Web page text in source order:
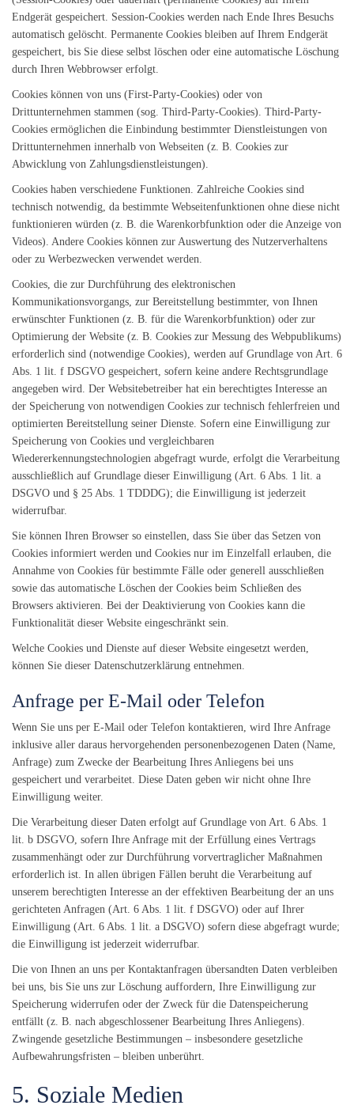
Endgerät gespeichert. Session-Cookies werden nach Ende Ihres Besuchs
automatisch gelöscht. Permanente Cookies bleiben auf Ihrem Endgerät
gespeichert, bis Sie diese selbst löschen oder eine automatische Löschung
durch Ihren Webbrowser erfolgt.
Cookies können von uns (First-Party-Cookies) oder von
Drittunternehmen stammen (sog. Third-Party-Cookies). Third-Party-
Cookies ermöglichen die Einbindung bestimmter Dienstleistungen von
Drittunternehmen innerhalb von Webseiten (z. B. Cookies zur
Abwicklung von Zahlungsdienstleistungen).
Cookies haben verschiedene Funktionen. Zahlreiche Cookies sind
technisch notwendig, da bestimmte Webseitenfunktionen ohne diese nicht
funktionieren würden (z. B. die Warenkorbfunktion oder die Anzeige von
Videos). Andere Cookies können zur Auswertung des Nutzerverhaltens
oder zu Werbezwecken verwendet werden.
Cookies, die zur Durchführung des elektronischen
Kommunikationsvorgangs, zur Bereitstellung bestimmter, von Ihnen
erwünschter Funktionen (z. B. für die Warenkorbfunktion) oder zur
Optimierung der Website (z. B. Cookies zur Messung des Webpublikums)
erforderlich sind (notwendige Cookies), werden auf Grundlage von Art. 6
Abs. 1 lit. f DSGVO gespeichert, sofern keine andere Rechtsgrundlage
angegeben wird. Der Websitebetreiber hat ein berechtigtes Interesse an
der Speicherung von notwendigen Cookies zur technisch fehlerfreien und
optimierten Bereitstellung seiner Dienste. Sofern eine Einwilligung zur
Speicherung von Cookies und vergleichbaren
Wiedererkennungstechnologien abgefragt wurde, erfolgt die Verarbeitung
ausschließlich auf Grundlage dieser Einwilligung (Art. 6 Abs. 1 lit. a
DSGVO und § 25 Abs. 1 TDDDG); die Einwilligung ist jederzeit
widerrufbar.
Sie können Ihren Browser so einstellen, dass Sie über das Setzen von
Cookies informiert werden und Cookies nur im Einzelfall erlauben, die
Annahme von Cookies für bestimmte Fälle oder generell ausschließen
sowie das automatische Löschen der Cookies beim Schließen des
Browsers aktivieren. Bei der Deaktivierung von Cookies kann die
Funktionalität dieser Website eingeschränkt sein.
Welche Cookies und Dienste auf dieser Website eingesetzt werden,
können Sie dieser Datenschutzerklärung entnehmen.
Anfrage per E-Mail oder Telefon
Wenn Sie uns per E-Mail oder Telefon kontaktieren, wird Ihre Anfrage
inklusive aller daraus hervorgehenden personenbezogenen Daten (Name,
Anfrage) zum Zwecke der Bearbeitung Ihres Anliegens bei uns
gespeichert und verarbeitet. Diese Daten geben wir nicht ohne Ihre
Einwilligung weiter.
Die Verarbeitung dieser Daten erfolgt auf Grundlage von Art. 6 Abs. 1
lit. b DSGVO, sofern Ihre Anfrage mit der Erfüllung eines Vertrags
zusammenhängt oder zur Durchführung vorvertraglicher Maßnahmen
erforderlich ist. In allen übrigen Fällen beruht die Verarbeitung auf
unserem berechtigten Interesse an der effektiven Bearbeitung der an uns
gerichteten Anfragen (Art. 6 Abs. 1 lit. f DSGVO) oder auf Ihrer
Einwilligung (Art. 6 Abs. 1 lit. a DSGVO) sofern diese abgefragt wurde;
die Einwilligung ist jederzeit widerrufbar.
Die von Ihnen an uns per Kontaktanfragen übersandten Daten verbleiben
bei uns, bis Sie uns zur Löschung auffordern, Ihre Einwilligung zur
Speicherung widerrufen oder der Zweck für die Datenspeicherung
entfällt (z. B. nach abgeschlossener Bearbeitung Ihres Anliegens).
Zwingende gesetzliche Bestimmungen – insbesondere gesetzliche
Aufbewahrungsfristen – bleiben unberührt.
5. Soziale Medien